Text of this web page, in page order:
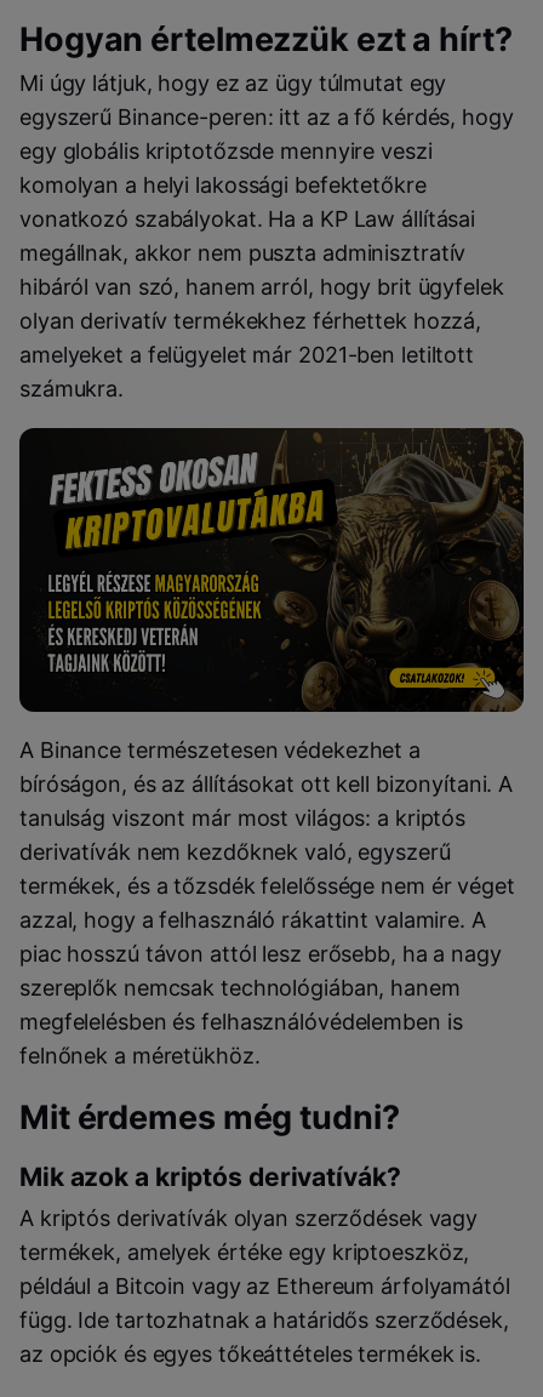
Hogyan értelmezzük ezt a hírt?
Mi úgy látjuk, hogy ez az ügy túlmutat egy
egyszerű Binance-peren: itt az a fő kérdés, hogy
egy globális kriptotőzsde mennyire veszi
komolyan a helyi lakossági befektetőkre
vonatkozó szabályokat. Ha a KP Law állításai
megállnak, akkor nem puszta adminisztratív
hibáról van szó, hanem arról, hogy brit ügyfelek
olyan derivatív termékekhez férhettek hozzá,
amelyeket a felügyelet már 2021-ben letiltott
számukra.
A Binance természetesen védekezhet a
bíróságon, és az állításokat ott kell bizonyítani. A
tanulság viszont már most világos: a kriptós
derivatívák nem kezdőknek való, egyszerű
termékek, és a tőzsdék felelőssége nem ér véget
azzal, hogy a felhasználó rákattint valamire. A
piac hosszú távon attól lesz erősebb, ha a nagy
szereplők nemcsak technológiában, hanem
megfelelésben és felhasználóvédelemben is
felnőnek a méretükhöz.
Mit érdemes még tudni?
Mik azok a kriptós derivatívák?
A kriptós derivatívák olyan szerződések vagy
termékek, amelyek értéke egy kriptoeszköz,
például a Bitcoin vagy az Ethereum árfolyamától
függ. Ide tartozhatnak a határidős szerződések,
az opciók és egyes tőkeáttételes termékek is.